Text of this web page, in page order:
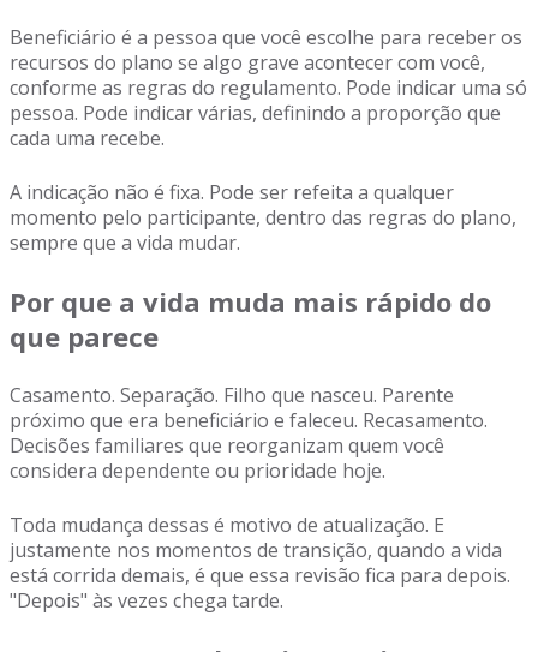
Beneficiário é a pessoa que você escolhe para receber os
recursos do plano se algo grave acontecer com você,
conforme as regras do regulamento. Pode indicar uma só
pessoa. Pode indicar várias, definindo a proporção que
cada uma recebe.
A indicação não é fixa. Pode ser refeita a qualquer
momento pelo participante, dentro das regras do plano,
sempre que a vida mudar.
Por que a vida muda mais rápido do
que parece
Casamento. Separação. Filho que nasceu. Parente
próximo que era beneficiário e faleceu. Recasamento.
Decisões familiares que reorganizam quem você
considera dependente ou prioridade hoje.
Toda mudança dessas é motivo de atualização. E
justamente nos momentos de transição, quando a vida
está corrida demais, é que essa revisão fica para depois.
"Depois" às vezes chega tarde.